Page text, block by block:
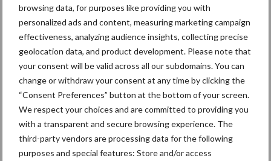
browsing data, for purposes like providing you with
personalized ads and content, measuring marketing campaign
effectiveness, analyzing audience insights, collecting precise
geolocation data, and product development. Please note that
your consent will be valid across all our subdomains. You can
change or withdraw your consent at any time by clicking the
“Consent Preferences” button at the bottom of your screen.
We respect your choices and are committed to providing you
with a transparent and secure browsing experience. The
third-party vendors are processing data for the following
purposes and special features: Store and/or access